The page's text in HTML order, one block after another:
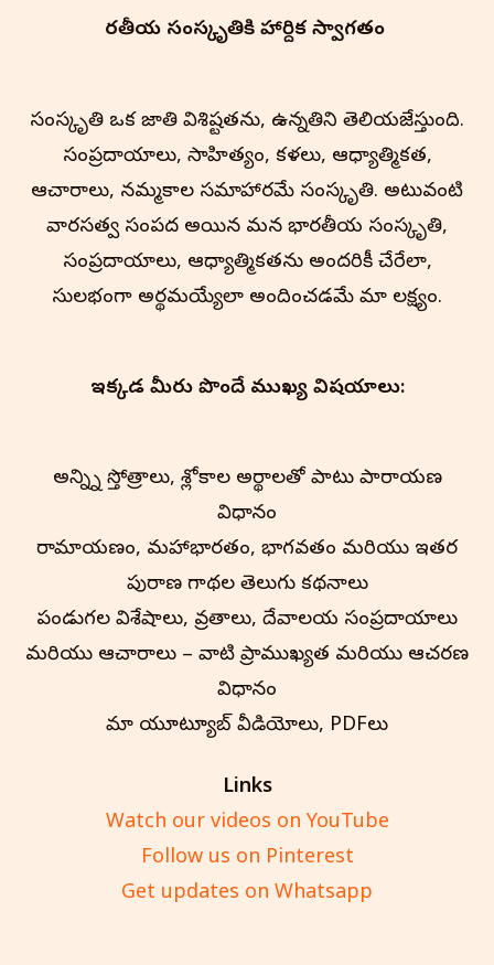
భారతీయ సంస్కృతి‌కి హార్దిక స్వాగతం
సంస్కృతి ఒక జాతి విశిష్టతను, ఉన్నతిని తెలియజేస్తుంది.
సంప్రదాయాలు, సాహిత్యం, కళలు, ఆధ్యాత్మికత,
ఆచారాలు, నమ్మకాల సమాహారమే సంస్కృతి. అటువంటి
వారసత్వ సంపద అయిన మన భారతీయ సంస్కృతి,
సంప్రదాయాలు, ఆధ్యాత్మికతను అందరికీ చేరేలా,
సులభంగా అర్థమయ్యేలా అందించడమే మా లక్ష్యం.
ఇక్కడ మీరు పొందే ముఖ్య విషయాలు:
అన్న్ని స్తోత్రాలు, శ్లోకాల అర్థాలతో పాటు పారాయణ
విధానం
రామాయణం, మహాభారతం, భాగవతం మరియు ఇతర
పురాణ గాథల తెలుగు కథనాలు
పండుగల విశేషాలు, వ్రతాలు, దేవాలయ సంప్రదాయాలు
మరియు ఆచారాలు – వాటి ప్రాముఖ్యత మరియు ఆచరణ
విధానం
మా యూట్యూబ్ వీడియోలు, PDFలు
Links
Watch our videos on YouTube
Follow us on Pinterest
Get updates on Whatsapp